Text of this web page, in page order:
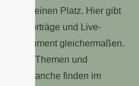
seinen Platz. Hier gibt
Vorträge und Live-
Infotainment gleichermaßen.
Themen und
Branche finden im